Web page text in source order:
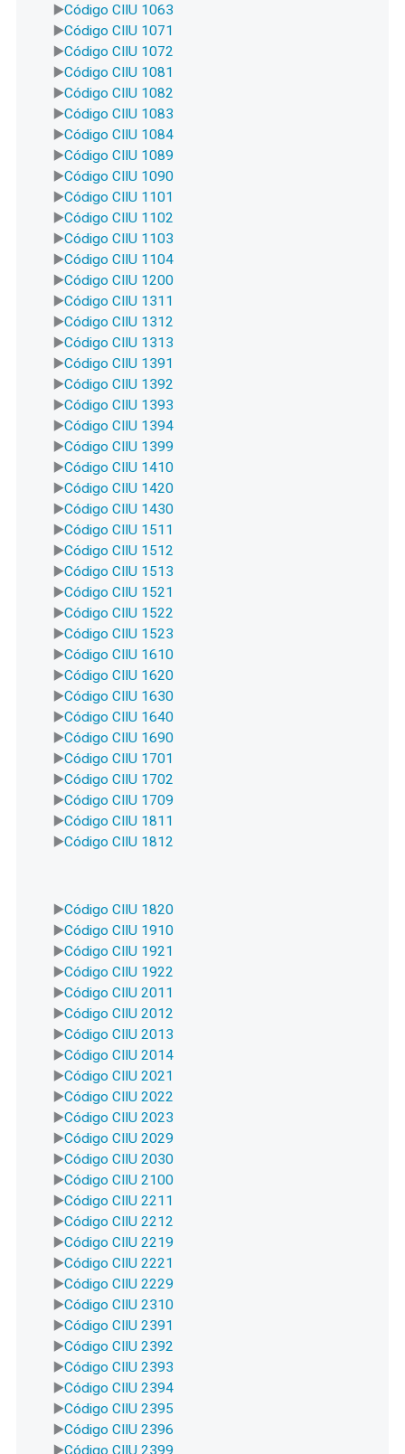
Código CIIU 1063
Código CIIU 1071
Código CIIU 1072
Código CIIU 1081
Código CIIU 1082
Código CIIU 1083
Código CIIU 1084
Código CIIU 1089
Código CIIU 1090
Código CIIU 1101
Código CIIU 1102
Código CIIU 1103
Código CIIU 1104
Código CIIU 1200
Código CIIU 1311
Código CIIU 1312
Código CIIU 1313
Código CIIU 1391
Código CIIU 1392
Código CIIU 1393
Código CIIU 1394
Código CIIU 1399
Código CIIU 1410
Código CIIU 1420
Código CIIU 1430
Código CIIU 1511
Código CIIU 1512
Código CIIU 1513
Código CIIU 1521
Código CIIU 1522
Código CIIU 1523
Código CIIU 1610
Código CIIU 1620
Código CIIU 1630
Código CIIU 1640
Código CIIU 1690
Código CIIU 1701
Código CIIU 1702
Código CIIU 1709
Código CIIU 1811
Código CIIU 1812
Código CIIU 1820
Código CIIU 1910
Código CIIU 1921
Código CIIU 1922
Código CIIU 2011
Código CIIU 2012
Código CIIU 2013
Código CIIU 2014
Código CIIU 2021
Código CIIU 2022
Código CIIU 2023
Código CIIU 2029
Código CIIU 2030
Código CIIU 2100
Código CIIU 2211
Código CIIU 2212
Código CIIU 2219
Código CIIU 2221
Código CIIU 2229
Código CIIU 2310
Código CIIU 2391
Código CIIU 2392
Código CIIU 2393
Código CIIU 2394
Código CIIU 2395
Código CIIU 2396
Código CIIU 2399